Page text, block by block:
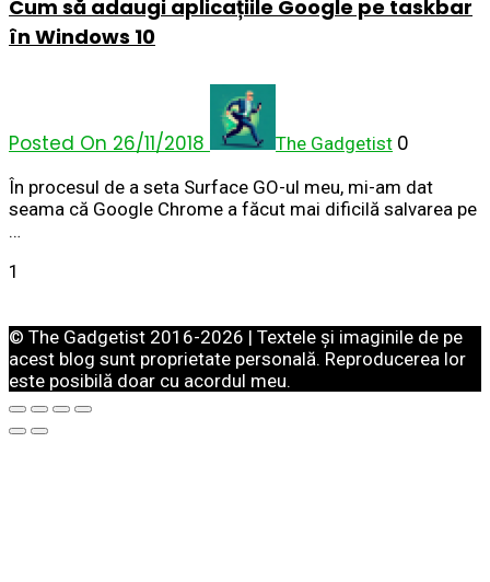
Cum să adaugi aplicațiile Google pe taskbar
în Windows 10
Posted On 26/11/2018 The Gadgetist 0
În procesul de a seta Surface GO-ul meu, mi-am dat
seama că Google Chrome a făcut mai dificilă salvarea pe
…
1
© The Gadgetist 2016-2026 | Textele și imaginile de pe
acest blog sunt proprietate personală. Reproducerea lor
este posibilă doar cu acordul meu.